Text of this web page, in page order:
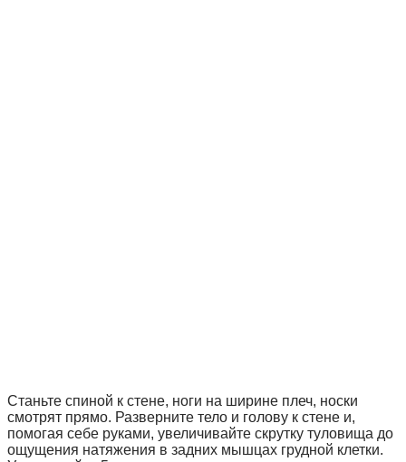
Станьте спиной к стене, ноги на ширине плеч, носки
смотрят прямо. Разверните тело и голову к стене и,
помогая себе руками, увеличивайте скрутку туловища до
ощущения натяжения в задних мышцах грудной клетки.